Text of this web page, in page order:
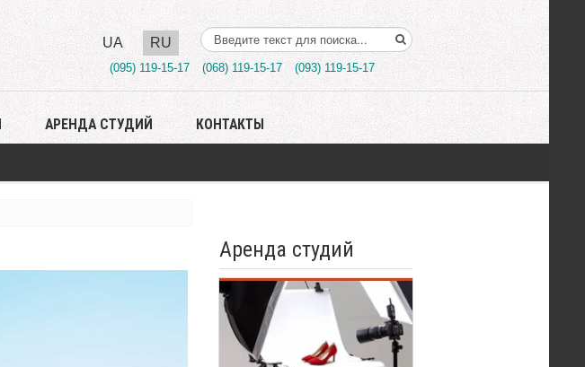
UA RU Поиск..
(095) 119-15-17 (068) 119-15-17 (093) 119-15-17
АРЕНДА СТУДИЙ КОНТАКТЫ
Аренда студий